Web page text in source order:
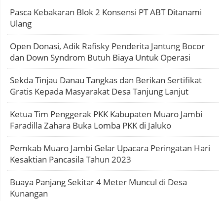
Pasca Kebakaran Blok 2 Konsensi PT ABT Ditanami
Ulang
Open Donasi, Adik Rafisky Penderita Jantung Bocor
dan Down Syndrom Butuh Biaya Untuk Operasi
Sekda Tinjau Danau Tangkas dan Berikan Sertifikat
Gratis Kepada Masyarakat Desa Tanjung Lanjut
Ketua Tim Penggerak PKK Kabupaten Muaro Jambi
Faradilla Zahara Buka Lomba PKK di Jaluko
Pemkab Muaro Jambi Gelar Upacara Peringatan Hari
Kesaktian Pancasila Tahun 2023
Buaya Panjang Sekitar 4 Meter Muncul di Desa
Kunangan